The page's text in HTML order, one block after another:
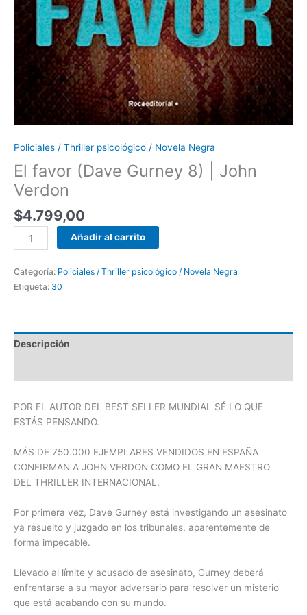
Policiales / Thriller psicológico / Novela Negra
El favor (Dave Gurney 8) | John
Verdon
$4.799,00
Añadir al carrito
Categoría: Policiales / Thriller psicológico / Novela Negra
Etiqueta: 30
Descripción
POR EL AUTOR DEL BEST SELLER MUNDIAL SÉ LO QUE
ESTÁS PENSANDO.
MÁS DE 750.000 EJEMPLARES VENDIDOS EN ESPAÑA
CONFIRMAN A JOHN VERDON COMO EL GRAN MAESTRO
DEL THRILLER INTERNACIONAL.
Por primera vez, Dave Gurney está investigando un asesinato
ya resuelto y juzgado en los tribunales, aparentemente de
forma impecable.
Llevado al límite y acusado de asesinato, Gurney deberá
enfrentarse a su mayor adversario para resolver un misterio
que está acabando con su mundo.